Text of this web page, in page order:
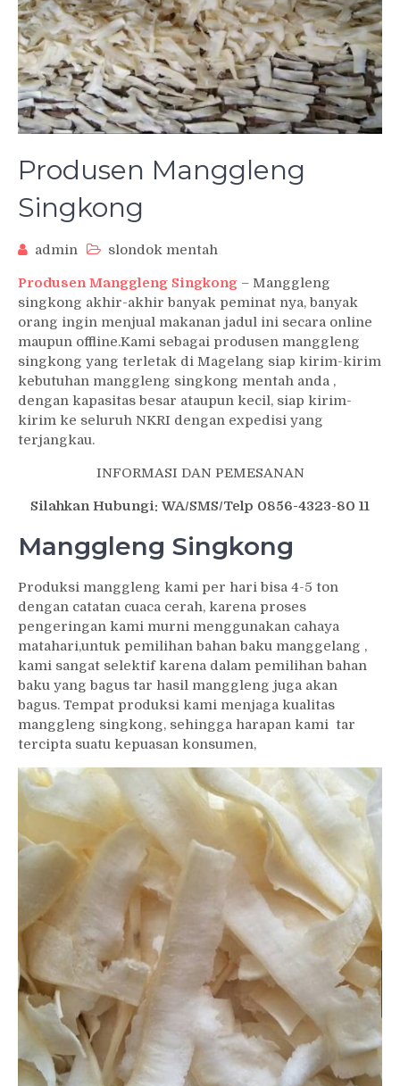
Produsen Manggleng
Singkong
admin slondok mentah
Produsen Manggleng Singkong – Manggleng
singkong akhir-akhir banyak peminat nya, banyak
orang ingin menjual makanan jadul ini secara online
maupun offline.Kami sebagai produsen manggleng
singkong yang terletak di Magelang siap kirim-kirim
kebutuhan manggleng singkong mentah anda ,
dengan kapasitas besar ataupun kecil, siap kirim-
kirim ke seluruh NKRI dengan expedisi yang
terjangkau.
INFORMASI DAN PEMESANAN
Silahkan Hubungi: WA/SMS/Telp 0856-4323-80 11
Manggleng Singkong
Produksi manggleng kami per hari bisa 4-5 ton
dengan catatan cuaca cerah, karena proses
pengeringan kami murni menggunakan cahaya
matahari,untuk pemilihan bahan baku manggelang ,
kami sangat selektif karena dalam pemilihan bahan
baku yang bagus tar hasil manggleng juga akan
bagus. Tempat produksi kami menjaga kualitas
manggleng singkong, sehingga harapan kami tar
tercipta suatu kepuasan konsumen,